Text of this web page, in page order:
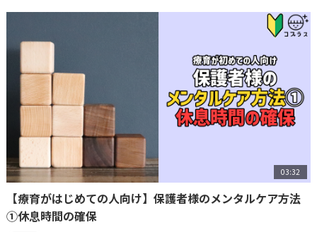
03:32
【療育がはじめての人向け】保護者様のメンタルケア方法
①休息時間の確保